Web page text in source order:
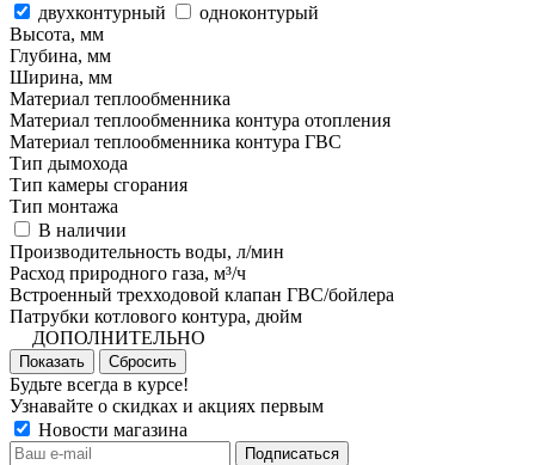
двухконтурный
одноконтурый
Высота, мм
Глубина, мм
Ширина, мм
Материал теплообменника
Материал теплообменника контура отопления
Материал теплообменника контура ГВС
Тип дымохода
Тип камеры сгорания
Тип монтажа
В наличии
Производительность воды, л/мин
Расход природного газа, м³/ч
Встроенный трехходовой клапан ГВС/бойлера
Патрубки котлового контура, дюйм
ДОПОЛНИТЕЛЬНО
Показать Сбросить
Будьте всегда в курсе!
Узнавайте о скидках и акциях первым
Новости магазина